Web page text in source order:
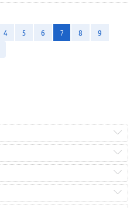
4 5 6 7 8
9